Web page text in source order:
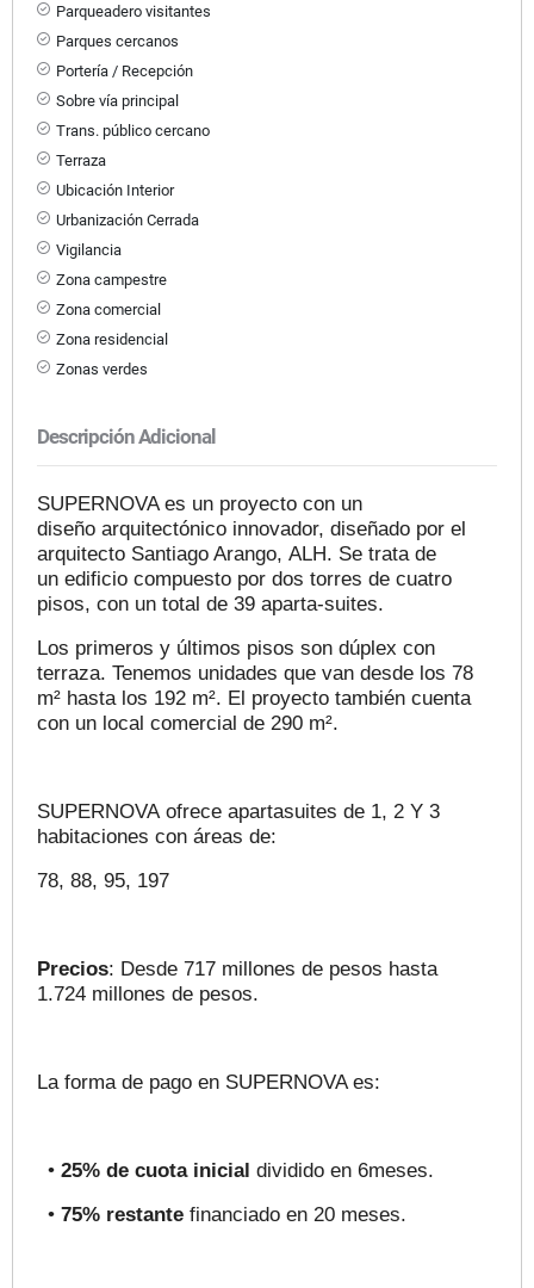
Parqueadero visitantes
Parques cercanos
Portería / Recepción
Sobre vía principal
Trans. público cercano
Terraza
Ubicación Interior
Urbanización Cerrada
Vigilancia
Zona campestre
Zona comercial
Zona residencial
Zonas verdes
Descripción Adicional
SUPERNOVA es un proyecto con un
diseño arquitectónico innovador, diseñado por el
arquitecto Santiago Arango, ALH. Se trata de
un edificio compuesto por dos torres de cuatro
pisos, con un total de 39 aparta-suites.
Los primeros y últimos pisos son dúplex con
terraza. Tenemos unidades que van desde los 78
m² hasta los 192 m². El proyecto también cuenta
con un local comercial de 290 m².
SUPERNOVA ofrece apartasuites de 1, 2 Y 3
habitaciones con áreas de:
78, 88, 95, 197
Precios: Desde 717 millones de pesos hasta
1.724 millones de pesos.
La forma de pago en SUPERNOVA es:
• 25% de cuota inicial dividido en 6meses.
• 75% restante financiado en 20 meses.